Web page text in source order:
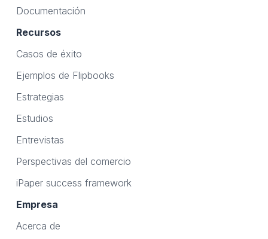
Documentación
Recursos
Casos de éxito
Ejemplos de Flipbooks
Estrategias
Estudios
Entrevistas
Perspectivas del comercio
iPaper success framework
Empresa
Acerca de